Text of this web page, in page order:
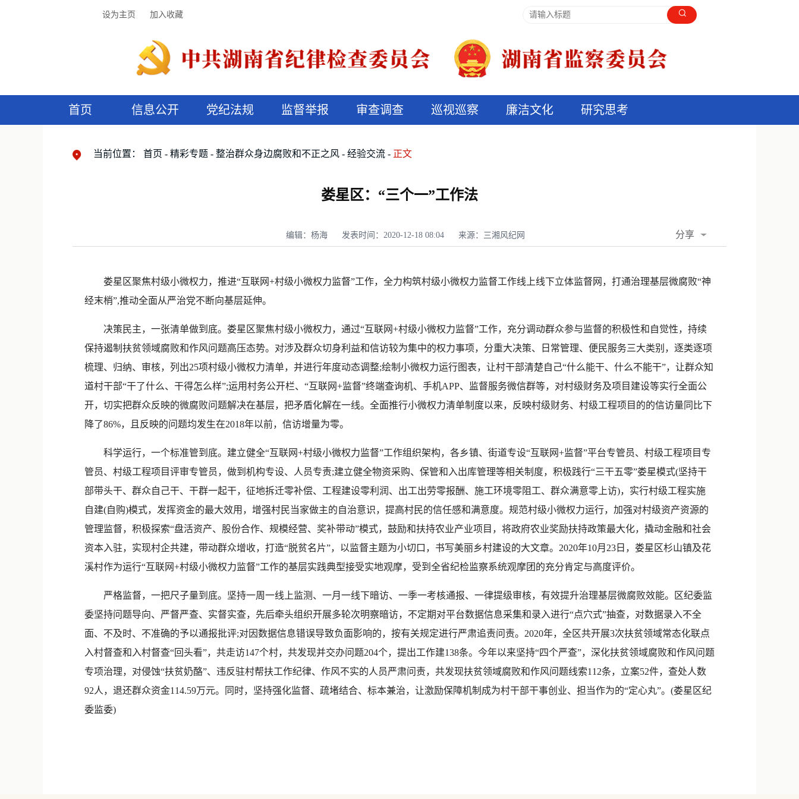
设为主页 加入收藏
首页 信息公开 党纪法规 监督举报 审查调查 巡视巡察 廉洁文化 研究思考
当前位置： 首页 精彩专题 整治群众身边腐败和不正之风 经验交流 正文
娄星区：“三个一”工作法
编辑：杨海 发表时间：2020-12-18 08:04 来源：三湘风纪网 分享
新浪微博
微信
娄星区聚焦村级小微权力，推进“互联网+村级小微权力监督”工作，全力构筑村级小微权力监督工作线上线下立体监督网，打通治理基层微腐败“神
经末梢”,推动全面从严治党不断向基层延伸。
决策民主，一张清单做到底。娄星区聚焦村级小微权力，通过“互联网+村级小微权力监督”工作，充分调动群众参与监督的积极性和自觉性，持续
保持遏制扶贫领域腐败和作风问题高压态势。对涉及群众切身利益和信访较为集中的权力事项，分重大决策、日常管理、便民服务三大类别，逐类逐项
梳理、归纳、审核，列出25项村级小微权力清单，并进行年度动态调整;绘制小微权力运行图表，让村干部清楚自己“什么能干、什么不能干”，让群众知
道村干部“干了什么、干得怎么样”;运用村务公开栏、“互联网+监督”终端查询机、手机APP、监督服务微信群等，对村级财务及项目建设等实行全面公
开，切实把群众反映的微腐败问题解决在基层，把矛盾化解在一线。全面推行小微权力清单制度以来，反映村级财务、村级工程项目的的信访量同比下
降了86%，且反映的问题均发生在2018年以前，信访增量为零。
科学运行，一个标准管到底。建立健全“互联网+村级小微权力监督”工作组织架构，各乡镇、街道专设“互联网+监督”平台专管员、村级工程项目专
管员、村级工程项目评审专管员，做到机构专设、人员专责;建立健全物资采购、保管和入出库管理等相关制度，积极践行“三干五零”娄星模式(坚持干
部带头干、群众自己干、干群一起干，征地拆迁零补偿、工程建设零利润、出工出劳零报酬、施工环境零阻工、群众满意零上访)，实行村级工程实施
自建(自购)模式，发挥资金的最大效用，增强村民当家做主的自治意识，提高村民的信任感和满意度。规范村级小微权力运行，加强对村级资产资源的
管理监督，积极探索“盘活资产、股份合作、规模经营、奖补带动”模式，鼓励和扶持农业产业项目，将政府农业奖励扶持政策最大化，撬动金融和社会
资本入驻，实现村企共建，带动群众增收，打造“脱贫名片”，以监督主题为小切口，书写美丽乡村建设的大文章。2020年10月23日，娄星区杉山镇及花
溪村作为运行“互联网+村级小微权力监督”工作的基层实践典型接受实地观摩，受到全省纪检监察系统观摩团的充分肯定与高度评价。
严格监督，一把尺子量到底。坚持一周一线上监测、一月一线下暗访、一季一考核通报、一律提级审核，有效提升治理基层微腐败效能。区纪委监
委坚持问题导向、严督严查、实督实查，先后牵头组织开展多轮次明察暗访，不定期对平台数据信息采集和录入进行“点穴式”抽查，对数据录入不全
面、不及时、不准确的予以通报批评;对因数据信息错误导致负面影响的，按有关规定进行严肃追责问责。2020年，全区共开展3次扶贫领域常态化联点
入村督查和入村督查“回头看”，共走访147个村，共发现并交办问题204个，提出工作建138条。今年以来坚持“四个严查”，深化扶贫领域腐败和作风问题
专项治理，对侵蚀“扶贫奶酪”、违反驻村帮扶工作纪律、作风不实的人员严肃问责，共发现扶贫领域腐败和作风问题线索112条，立案52件，查处人数
92人，退还群众资金114.59万元。同时，坚持强化监督、疏堵结合、标本兼治，让激励保障机制成为村干部干事创业、担当作为的“定心丸”。(娄星区纪
委监委)